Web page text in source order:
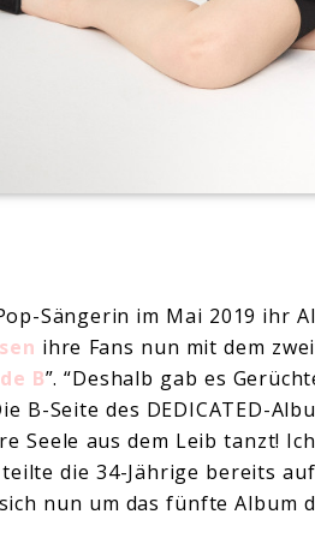
Sängerin im Mai 2019 ihr
ihre Fans nun mit dem
B”. “Deshalb gab es
B-Seite des DEDICATED-
Seele aus dem Leib tanzt!
teilte die 34-Jährige bereits
nun um das fünfte Album